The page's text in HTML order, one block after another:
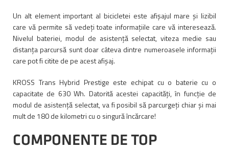
Un alt element important al bicicletei este afișajul mare și lizibil
care vă permite să vedeți toate informațiile care vă interesează.
Nivelul bateriei, modul de asistență selectat, viteza medie sau
distanța parcursă sunt doar câteva dintre numeroasele informații
care pot fi citite de pe acest afișaj.
KROSS Trans Hybrid Prestige este echipat cu o baterie cu o
capacitate de 630 Wh. Datorită acestei capacități, în funcție de
modul de asistență selectat, va fi posibil să parcurgeți chiar și mai
mult de 180 de kilometri cu o singură încărcare!
COMPONENTE DE TOP